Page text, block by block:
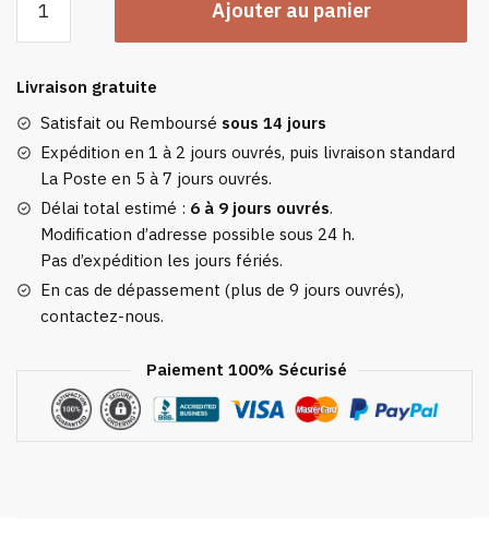
Chaussons
Happy
Everyday
Ajouter au panier
Livraison gratuite
Satisfait ou Remboursé sous 14 jours
Expédition en 1 à 2 jours ouvrés, puis livraison standard
La Poste en 5 à 7 jours ouvrés.
Délai total estimé : 6 à 9 jours ouvrés.
Modification d’adresse possible sous 24 h.
Pas d’expédition les jours fériés.
En cas de dépassement (plus de 9 jours ouvrés),
contactez-nous.
Paiement 100% Sécurisé